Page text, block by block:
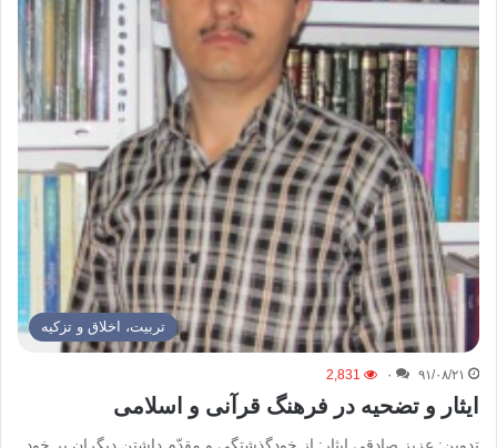
تربیت، اخلاق و تزکیه
۹۱/۰۸/۲۱ ۰ 2,831
ایثار و تضحیه در فرهنگ قرآنی و اسلامی